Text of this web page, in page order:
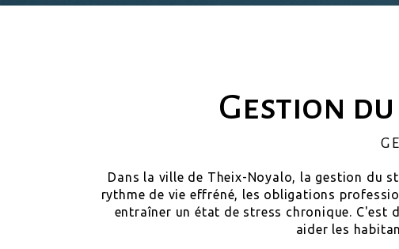
Gestion
Dans la ville de Theix-Noyalo, la gestion du
rythme de vie effréné, les obligations
entraîner un état de stress chronique. C'est
aider les